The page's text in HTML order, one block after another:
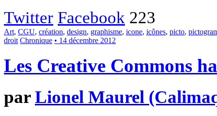
Twitter Facebook 223
Art, CGU, création, design, graphisme, icone, icônes, picto,
droit Chronique • 14 décembre 2012
Les Creative Commons
parLionel Maurel